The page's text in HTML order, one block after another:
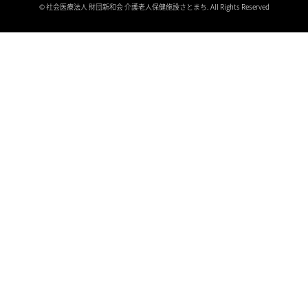
© 社会医療法人 財団新和会 介護老人保健施設さとまち. All Rights Reserved